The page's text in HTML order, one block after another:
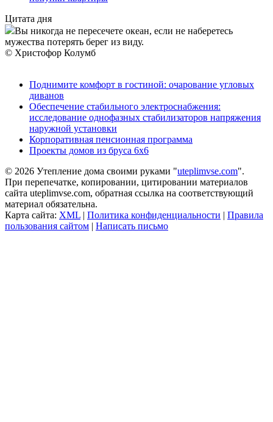
Цитата дня
Вы никогда не пересечете океан, если не наберетесь
мужества потерять берег из виду.
© Христофор Колумб
Поднимите комфорт в гостиной: очарование угловых
диванов
Обеспечение стабильного электроснабжения:
исследование однофазных стабилизаторов напряжения
наружной установки
Корпоративная пенсионная программа
Проекты домов из бруса 6х6
© 2026 Утепление дома своими руками "uteplimvse.com".
При перепечатке, копировании, цитировании материалов
сайта uteplimvse.com, обратная ссылка на соответствующий
материал обязательна.
Карта сайта: XML | Политика конфиденциальности | Правила
пользования сайтом | Написать письмо